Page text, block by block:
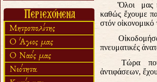
«πολύ αργά».
Ζητείται....
Ὅλοι μας
καθώς ἔχουμε
στόν οἰκονομικό
πνευματικές
Τώρα πού
ἀντιφάσεων,